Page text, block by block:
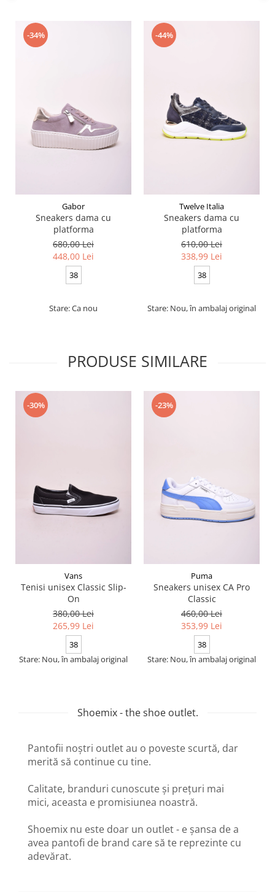
-34%
Gabor
Sneakers dama cu
platforma
680,00 Lei
448,00 Lei
38
Stare: Ca nou
-44%
Twelve Italia
Sneakers dama cu
platforma
610,00 Lei
338,99 Lei
38
Stare: Nou, în ambalaj original
PRODUSE SIMILARE
-30%
Vans
Tenisi unisex Classic Slip-
On
380,00 Lei
265,99 Lei
38
Stare: Nou, în ambalaj original
-23%
Puma
Sneakers unisex CA Pro
Classic
460,00 Lei
353,99 Lei
38
Stare: Nou, în ambalaj original
Shoemix - the shoe outlet.
Pantofii noștri outlet au o poveste scurtă, dar
merită să continue cu tine.
Calitate, branduri cunoscute și prețuri mai
mici, aceasta e promisiunea noastră.
Shoemix nu este doar un outlet - e șansa de a
avea pantofi de brand care să te reprezinte cu
adevărat.